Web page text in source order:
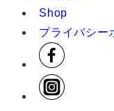
Shop
プライバシー